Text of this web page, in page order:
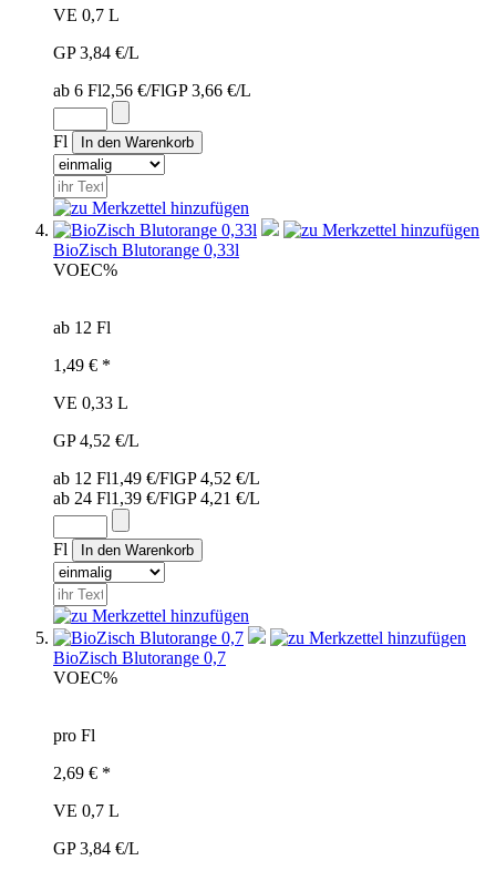
VE 0,7 L
GP 3,84 €/L
ab 6 Fl2,56 €/FlGP 3,66 €/L
Fl
BioZisch Blutorange 0,33l
VOEC%
ab 12 Fl
1,49 € *
VE 0,33 L
GP 4,52 €/L
ab 12 Fl1,49 €/FlGP 4,52 €/L
ab 24 Fl1,39 €/FlGP 4,21 €/L
Fl
BioZisch Blutorange 0,7
VOEC%
pro Fl
2,69 € *
VE 0,7 L
GP 3,84 €/L